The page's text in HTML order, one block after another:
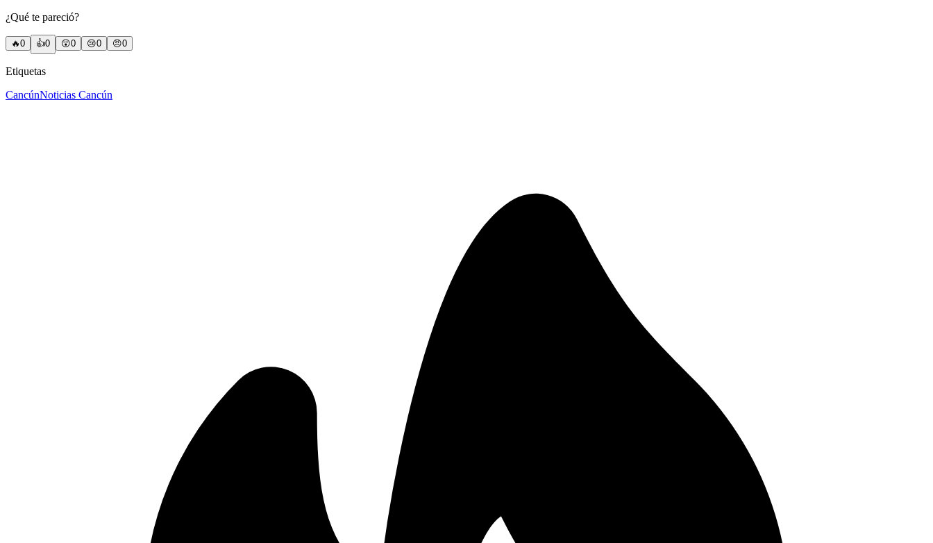
¿Qué te pareció?
🔥0 👍0 😲0 😢0 😠0
Etiquetas
CancúnNoticias Cancún